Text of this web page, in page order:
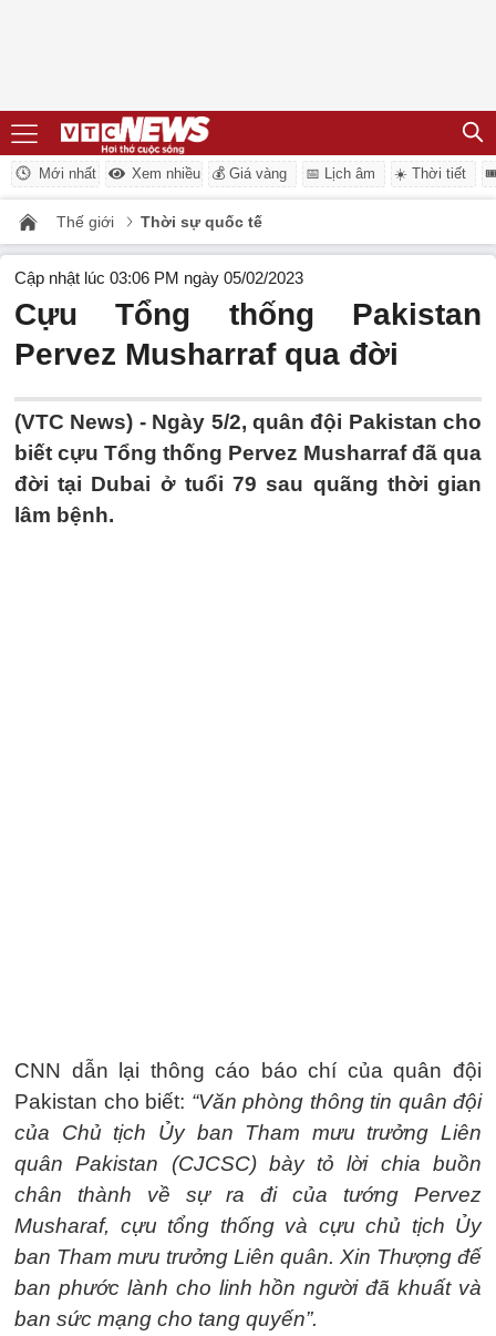
Mới nhất Xem nhiều 💰 Giá vàng 📅 Lịch âm ☀️ Thời tiết
Thế giới Thời sự quốc tế
Cập nhật lúc 03:06 PM ngày 05/02/2023
Cựu Tổng thống Pakistan
Pervez Musharraf qua đời
(VTC News) - Ngày 5/2, quân đội Pakistan cho
biết cựu Tổng thống Pervez Musharraf đã qua
đời tại Dubai ở tuổi 79 sau quãng thời gian
lâm bệnh.
CNN dẫn lại thông cáo báo chí của quân đội
Pakistan cho biết: “Văn phòng thông tin quân đội
của Chủ tịch Ủy ban Tham mưu trưởng Liên
quân Pakistan (CJCSC) bày tỏ lời chia buồn
chân thành về sự ra đi của tướng Pervez
Musharaf, cựu tổng thống và cựu chủ tịch Ủy
ban Tham mưu trưởng Liên quân. Xin Thượng đế
ban phước lành cho linh hồn người đã khuất và
ban sức mạng cho tang quyến”.